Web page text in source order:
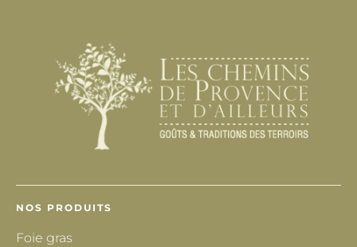
NOS PRODUITS
Foie gras